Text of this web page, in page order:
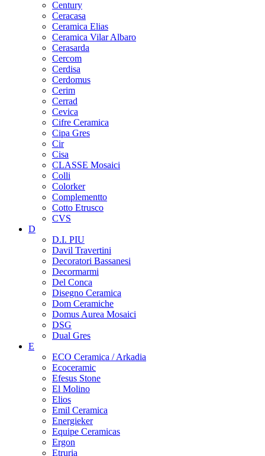
Century
Ceracasa
Ceramica Elias
Ceramica Vilar Albaro
Cerasarda
Cercom
Cerdisa
Cerdomus
Cerim
Cerrad
Cevica
Cifre Ceramica
Cipa Gres
Cir
Cisa
CLASSE Mosaici
Colli
Colorker
Complementto
Cotto Etrusco
CVS
D
D.I. PIU
Davil Travertini
Decoratori Bassanesi
Decormarmi
Del Conca
Disegno Ceramica
Dom Ceramiche
Domus Aurea Mosaici
DSG
Dual Gres
E
ECO Ceramica / Arkadia
Ecoceramic
Efesus Stone
El Molino
Elios
Emil Ceramica
Energieker
Equipe Ceramicas
Ergon
Etruria